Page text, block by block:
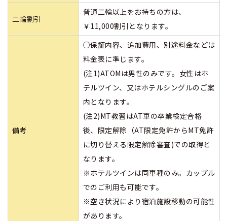
二輪割引
普通二輪以上をお持ちの方は、
￥11,000割引となります。
備考
○保証内容、追加費用、別途料金などは
料金表に準じます。
(注1)ATOMは男性のみです。女性はホ
テルツイン、又はホテルシングルのご案
内となります。
(注2)MT教習はAT車の卒業検定合格
後、限定解除（AT限定免許からMT免許
に切り替える限定解除審査)での取得と
なります。
※ホテルツインは同車種のみ。カップル
でのご利用も可能です。
※空き状況により宿泊施設移動の可能性
があります。